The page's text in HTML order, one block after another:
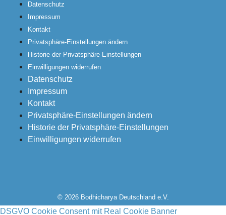
Datenschutz
Impressum
Kontakt
Privatsphäre-Einstellungen ändern
Historie der Privatsphäre-Einstellungen
Einwilligungen widerrufen
Datenschutz
Impressum
Kontakt
Privatsphäre-Einstellungen ändern
Historie der Privatsphäre-Einstellungen
Einwilligungen widerrufen
© 2026 Bodhicharya Deutschland e.V.
DSGVO Cookie Consent mit Real Cookie Banner